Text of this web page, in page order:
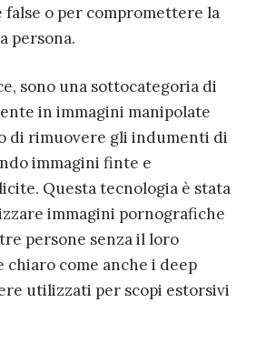
o per compromettere la
persona.
sono una sottocategoria di
in immagini manipolate
di rimuovere gli indumenti di
immagini finte e
Questa tecnologia è stata
immagini pornografiche
persone senza il loro
chiaro come anche i deep
utilizzati per scopi estorsivi